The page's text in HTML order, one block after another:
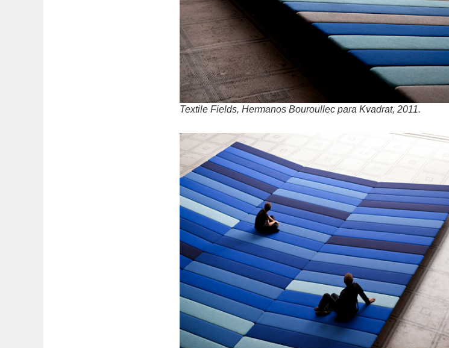
Textile Fields, Hermanos Bouroullec para Kvadrat, 2011.